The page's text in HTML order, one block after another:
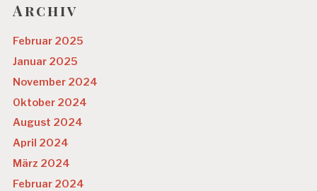
Archiv
Februar 2025
Januar 2025
November 2024
Oktober 2024
August 2024
April 2024
März 2024
Februar 2024